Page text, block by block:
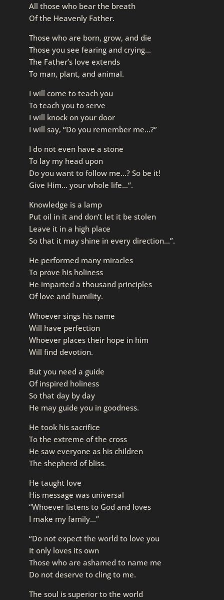
All those who bear the breath
Of the Heavenly Father.
Those who are born, grow, and die
Those you see fearing and crying…
The Father’s love extends
To man, plant, and animal.
I will come to teach you
To teach you to serve
I will knock on your door
I will say, “Do you remember me…?”
I do not even have a stone
To lay my head upon
Do you want to follow me…? So be it!
Give Him… your whole life…“.
Knowledge is a lamp
Put oil in it and don’t let it be stolen
Leave it in a high place
So that it may shine in every direction…”.
He performed many miracles
To prove his holiness
He imparted a thousand principles
Of love and humility.
Whoever sings his name
Will have perfection
Whoever places their hope in him
Will find devotion.
But you need a guide
Of inspired holiness
So that day by day
He may guide you in goodness.
He took his sacrifice
To the extreme of the cross
He saw everyone as his children
The shepherd of bliss.
He taught love
His message was universal
“Whoever listens to God and loves
I make my family…”
“Do not expect the world to love you
It only loves its own
Those who are ashamed to name me
Do not deserve to cling to me.
The soul is superior to the world